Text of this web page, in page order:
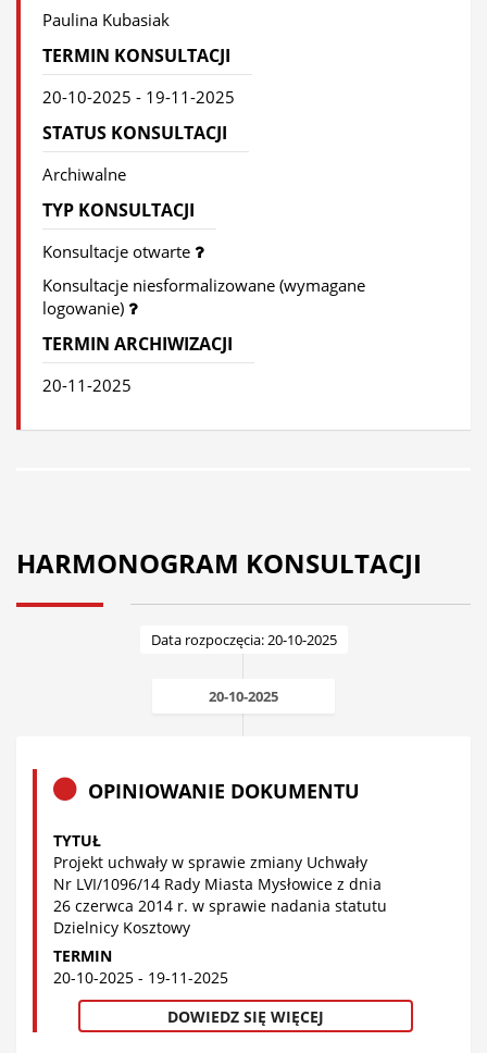
Paulina Kubasiak
TERMIN KONSULTACJI
20-10-2025 - 19-11-2025
STATUS KONSULTACJI
Archiwalne
TYP KONSULTACJI
Konsultacje otwarte
Konsultacje niesformalizowane (wymagane
logowanie)
TERMIN ARCHIWIZACJI
20-11-2025
HARMONOGRAM KONSULTACJI
Data rozpoczęcia: 20-10-2025
20-10-2025
OPINIOWANIE DOKUMENTU
TYTUŁ
Projekt uchwały w sprawie zmiany Uchwały
Nr LVI/1096/14 Rady Miasta Mysłowice z dnia
26 czerwca 2014 r. w sprawie nadania statutu
Dzielnicy Kosztowy
TERMIN
20-10-2025 - 19-11-2025
DOWIEDZ SIĘ WIĘCEJ